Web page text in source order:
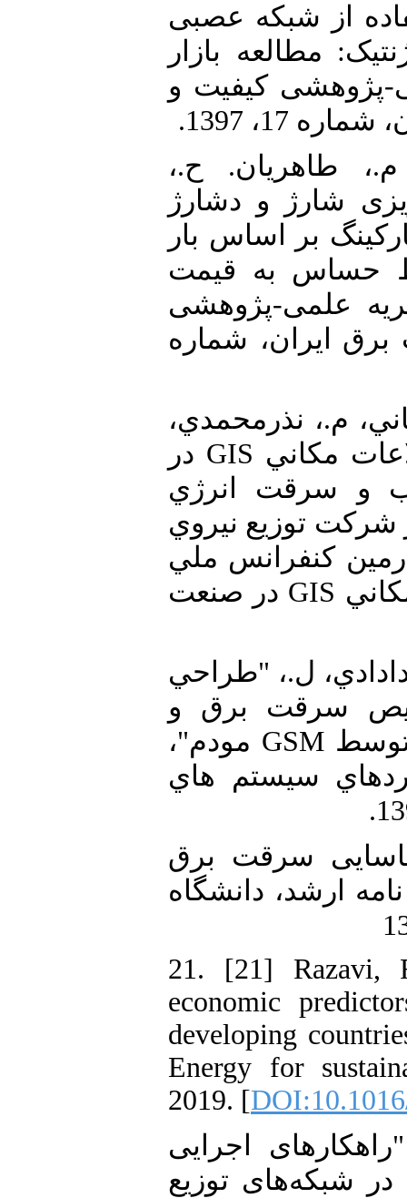
از شبکه عصبی
مطالعه بازار
پژوهشی کیفیت و
17، 1397.
م.، طاهریان. ح.،
شارژ و دشارژ
بر اساس بار
حساس به قیمت
علمی-پژوهشی
ایران، شماره
م.، نذرمحمدي،
م.، بيات، م.، "نقش اطلاعات مكاني GIS در
و سرقت انرژي
شركت توزيع نيروي
كنفرانس ملي
كاربرد سامانه اطلاعات مكاني GIS در صنعت
خدادادي، ل.، "طراحي
سرقت برق و
ارسال اطلاعات سرقت توسط GSM مودم"،
سيستم هاي
"شناسایی سرقت برق
ارشد، دانشگاه
21. [21] Razavi,
economic
developing
Energy for
2019. [
"راهکارهای اجرایی
شبکه‌های توزیع